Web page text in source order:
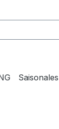
Saisonales